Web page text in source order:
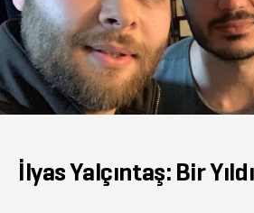
İlyas Yalçıntaş: Bir